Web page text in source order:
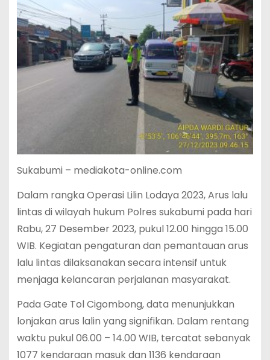
Sukabumi – mediakota-online.com
Dalam rangka Operasi Lilin Lodaya 2023, Arus lalu
lintas di wilayah hukum Polres sukabumi pada hari
Rabu, 27 Desember 2023, pukul 12.00 hingga 15.00
WIB. Kegiatan pengaturan dan pemantauan arus
lalu lintas dilaksanakan secara intensif untuk
menjaga kelancaran perjalanan masyarakat.
Pada Gate Tol Cigombong, data menunjukkan
lonjakan arus lalin yang signifikan. Dalam rentang
waktu pukul 06.00 – 14.00 WIB, tercatat sebanyak
1077 kendaraan masuk dan 1136 kendaraan